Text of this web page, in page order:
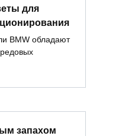
для
BMW обладают
запахом